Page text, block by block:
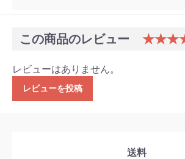
この商品のレビュー
レビューはありません。
レビューを投稿
送料